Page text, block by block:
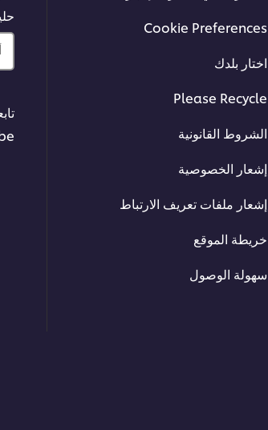
Cookie Preferences
اختار بلدك
Please Recycle
الشروط القانونية
إشعار الخصوصية
إشعار ملفات تعريف الارتباط
خريطة الموقع
سهولة الوصول